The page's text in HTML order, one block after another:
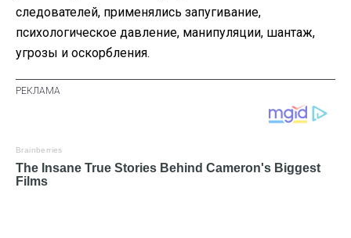
следователей, применялись запугивание,
психологическое давление, манипуляции, шантаж,
угрозы и оскорбления.